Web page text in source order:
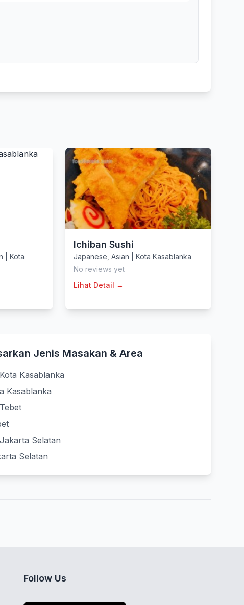
Kota
Ichiban Sushi
Japanese Asian
Kota Kasablanka
No reviews yet
Lihat Detail →
Jenis Masakan & Area
Kasablanka
Kasablanka
Selatan
Selatan
Follow Us